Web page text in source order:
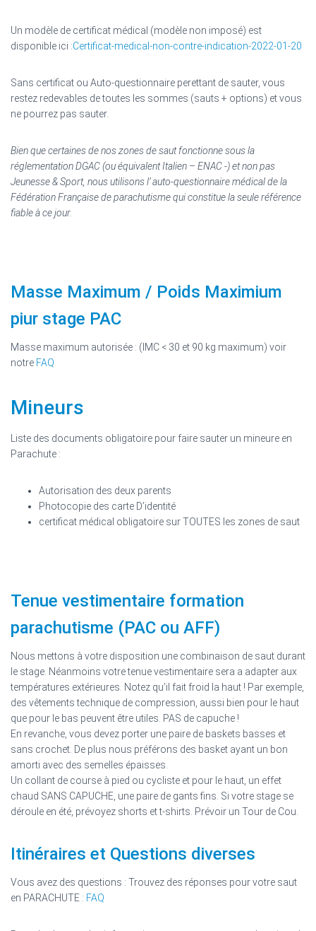
Un modèle de certificat médical (modèle non imposé) est
disponible ici :Certificat-medical-non-contre-indication-2022-01-20
Sans certificat ou Auto-questionnaire perettant de sauter, vous
restez redevables de toutes les sommes (sauts + options) et vous
ne pourrez pas sauter.
Bien que certaines de nos zones de saut fonctionne sous la
réglementation DGAC (ou équivalent Italien – ENAC -) et non pas
Jeunesse & Sport, nous utilisons l’ auto-questionnaire médical de la
Fédération Française de parachutisme qui constitue la seule référence
fiable à ce jour.
Masse Maximum / Poids Maximium
piur stage PAC
Masse maximum autorisée : (IMC < 30 et 90 kg maximum) voir
notre FAQ
Mineurs
Liste des documents obligatoire pour faire sauter un mineure en
Parachute :
Autorisation des deux parents
Photocopie des carte D’identité
certificat médical obligatoire sur TOUTES les zones de saut
Tenue vestimentaire formation
parachutisme (PAC ou AFF)
Nous mettons à votre disposition une combinaison de saut durant
le stage. Néanmoins votre tenue vestimentaire sera a adapter aux
températures extérieures. Notez qu’il fait froid la haut ! Par exemple,
des vêtements technique de compression, aussi bien pour le haut
que pour le bas peuvent être utiles. PAS de capuche !
En revanche, vous devez porter une paire de baskets basses et
sans crochet. De plus nous préférons des basket ayant un bon
amorti avec des semelles épaisses.
Un collant de course à pied ou cycliste et pour le haut, un effet
chaud SANS CAPUCHE, une paire de gants fins. Si votre stage se
déroule en été, prévoyez shorts et t-shirts. Prévoir un Tour de Cou.
Itinéraires et Questions diverses
Vous avez des questions : Trouvez des réponses pour votre saut
en PARACHUTE : FAQ